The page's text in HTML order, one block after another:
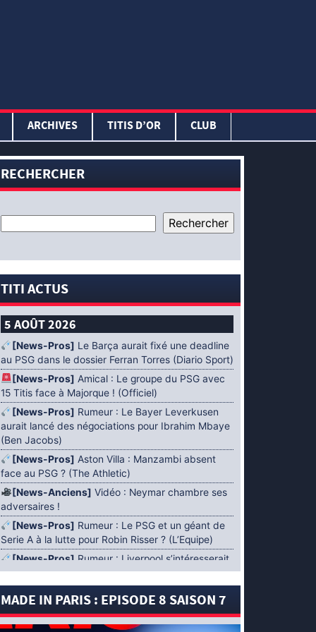
ARCHIVES TITIS D’OR CLUB
RECHERCHER
TITI ACTUS
5 AOÛT 2026
[News-Pros] Le Barça aurait fixé une deadline
au PSG dans le dossier Ferran Torres (Diario Sport)
[News-Pros] Amical : Le groupe du PSG avec
15 Titis face à Majorque ! (Officiel)
[News-Pros] Rumeur : Le Bayer Leverkusen
aurait lancé des négociations pour Ibrahim Mbaye
(Ben Jacobs)
[News-Pros] Aston Villa : Manzambi absent
face au PSG ? (The Athletic)
[News-Anciens] Vidéo : Neymar chambre ses
adversaires !
[News-Pros] Rumeur : Le PSG et un géant de
Serie A à la lutte pour Robin Risser ? (L’Equipe)
[News-Pros] Rumeur : Liverpool s’intéresserait
à Ibrahim Mbaye en plus de Bradley Barcola
(Fabrizio Romano)
[News-Pros]Rumeur : Accord contractuel
trouvé entre le PSG et Mika Godts (Fabrizio
MADE IN PARIS : EPISODE 8 SAISON 7